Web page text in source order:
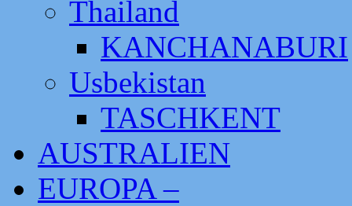
Thailand
KANCHANABURI
Usbekistan
TASCHKENT
AUSTRALIEN
EUROPA –